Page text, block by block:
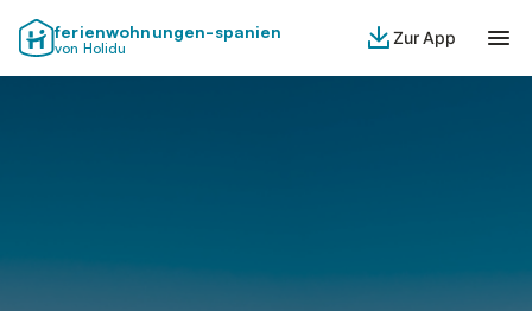
ferienwohnungen-spanien
von Holidu
Zur App